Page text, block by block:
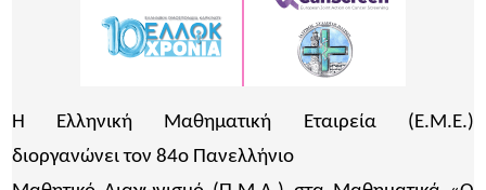
Η Ελληνική Μαθηματική Εταιρεία (Ε.Μ.Ε.)
διοργανώνει τον 84ο Πανελλήνιο